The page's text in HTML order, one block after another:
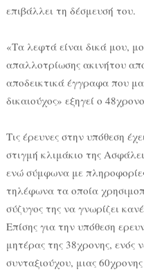
επιβάλλει τη δέσμευσή του.
«Τα λεφτά είναι δικά μου,
απαλλοτρίωσης ακινήτου
αποδεικτικά έγγραφα που
δικαιούχος» εξηγεί ο
Τις έρευνες στην υπόθεση
στιγμή κλιμάκιο της
ενώ σύμφωνα με
τηλέφωνα τα οποία
σύζυγος της να γνωρίζει
Επίσης για την υπόθεση
μητέρας της 38χρονης, ενός
συνταξιούχου, μιας